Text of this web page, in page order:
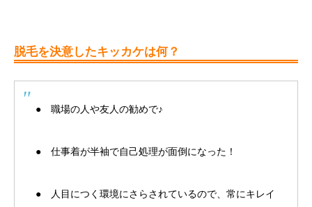
脱毛を決意したキッカケは何？
● 職場の人や友人の勧めで♪
● 仕事着が半袖で自己処理が面倒になった！
● 人目につく環境にさらされているので、常にキレイ